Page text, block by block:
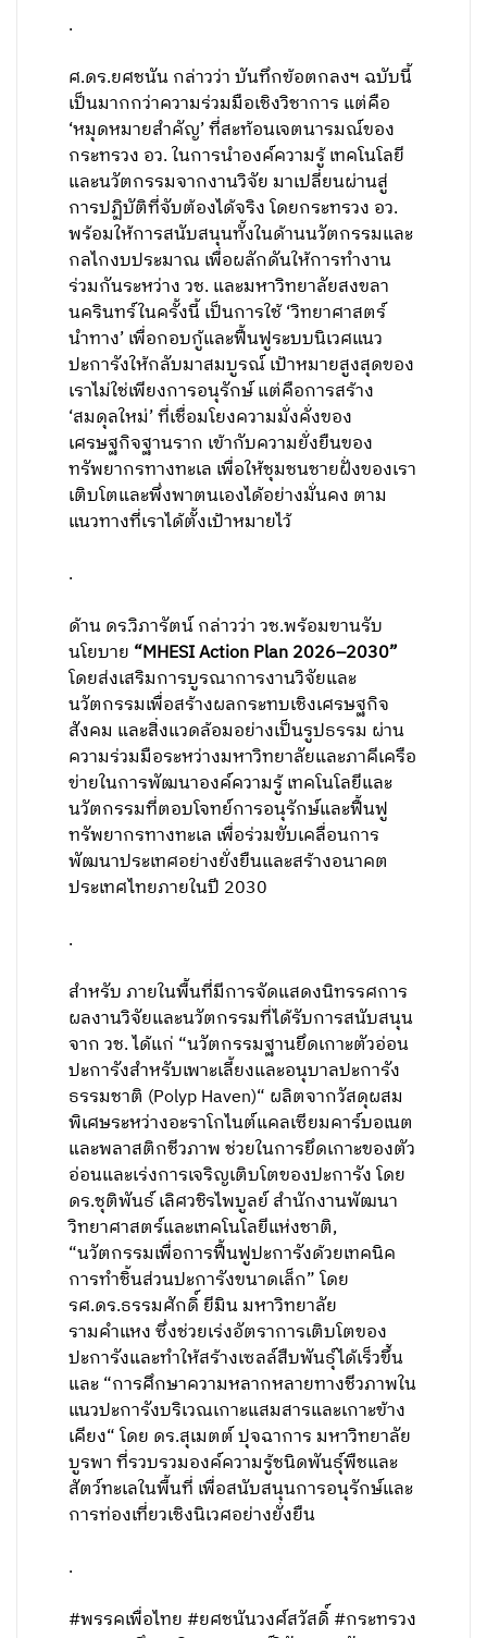
.
ศ.ดร.ยศชนัน กล่าวว่า บันทึกข้อตกลงฯ ฉบับนี้
เป็นมากกว่าความร่วมมือเชิงวิชาการ แต่คือ
‘หมุดหมายสำคัญ’ ที่สะท้อนเจตนารมณ์ของ
กระทรวง อว. ในการนำองค์ความรู้ เทคโนโลยี
และนวัตกรรมจากงานวิจัย มาเปลี่ยนผ่านสู่
การปฏิบัติที่จับต้องได้จริง โดยกระทรวง อว.
พร้อมให้การสนับสนุนทั้งในด้านนวัตกรรมและ
กลไกงบประมาณ เพื่อผลักดันให้การทำงาน
ร่วมกันระหว่าง วช. และมหาวิทยาลัยสงขลา
นครินทร์ในครั้งนี้ เป็นการใช้ ‘วิทยาศาสตร์
นำทาง’ เพื่อกอบกู้และฟื้นฟูระบบนิเวศแนว
ปะการังให้กลับมาสมบูรณ์ เป้าหมายสูงสุดของ
เราไม่ใช่เพียงการอนุรักษ์ แต่คือการสร้าง
‘สมดุลใหม่’ ที่เชื่อมโยงความมั่งคั่งของ
เศรษฐกิจฐานราก เข้ากับความยั่งยืนของ
ทรัพยากรทางทะเล เพื่อให้ชุมชนชายฝั่งของเรา
เติบโตและพึ่งพาตนเองได้อย่างมั่นคง ตาม
แนวทางที่เราได้ตั้งเป้าหมายไว้
.
ด้าน ดร.วิภารัตน์ กล่าวว่า วช.พร้อมขานรับ
นโยบาย “MHESI Action Plan 2026–2030”
โดยส่งเสริมการบูรณาการงานวิจัยและ
นวัตกรรมเพื่อสร้างผลกระทบเชิงเศรษฐกิจ
สังคม และสิ่งแวดล้อมอย่างเป็นรูปธรรม ผ่าน
ความร่วมมือระหว่างมหาวิทยาลัยและภาคีเครือ
ข่ายในการพัฒนาองค์ความรู้ เทคโนโลยีและ
นวัตกรรมที่ตอบโจทย์การอนุรักษ์และฟื้นฟู
ทรัพยากรทางทะเล เพื่อร่วมขับเคลื่อนการ
พัฒนาประเทศอย่างยั่งยืนและสร้างอนาคต
ประเทศไทยภายในปี 2030
.
สำหรับ ภายในพื้นที่มีการจัดแสดงนิทรรศการ
ผลงานวิจัยและนวัตกรรมที่ได้รับการสนับสนุน
จาก วช. ได้แก่ “นวัตกรรมฐานยึดเกาะตัวอ่อน
ปะการังสำหรับเพาะเลี้ยงและอนุบาลปะการัง
ธรรมชาติ (Polyp Haven)“ ผลิตจากวัสดุผสม
พิเศษระหว่างอะราโกไนต์แคลเซียมคาร์บอเนต
และพลาสติกชีวภาพ ช่วยในการยึดเกาะของตัว
อ่อนและเร่งการเจริญเติบโตของปะการัง โดย
ดร.ชุติพันธ์ เลิศวชิรไพบูลย์ สำนักงานพัฒนา
วิทยาศาสตร์และเทคโนโลยีแห่งชาติ,
“นวัตกรรมเพื่อการฟื้นฟูปะการังด้วยเทคนิค
การทำชิ้นส่วนปะการังขนาดเล็ก” โดย
รศ.ดร.ธรรมศักดิ์ ยีมิน มหาวิทยาลัย
รามคำแหง ซึ่งช่วยเร่งอัตราการเติบโตของ
ปะการังและทำให้สร้างเซลล์สืบพันธุ์ได้เร็วขึ้น
และ “การศึกษาความหลากหลายทางชีวภาพใน
แนวปะการังบริเวณเกาะแสมสารและเกาะข้าง
เคียง“ โดย ดร.สุเมตต์ ปุจฉาการ มหาวิทยาลัย
บูรพา ที่รวบรวมองค์ความรู้ชนิดพันธุ์พืชและ
สัตว์ทะเลในพื้นที่ เพื่อสนับสนุนการอนุรักษ์และ
การท่องเที่ยวเชิงนิเวศอย่างยั่งยืน
.
#พรรคเพื่อไทย #ยศชนันวงศ์สวัสดิ์ #กระทรวง